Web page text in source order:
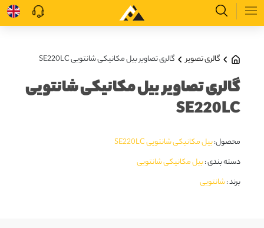
گالری تصویر گالری تصاویر بیل مکانیکی شانتویی SE220LC
گالری تصاویر بیل مکانیکی شانتویی
SE220LC
محصول:بیل مکانیکی شانتویی SE220LC
دسته بندی :بیل مکانیکی شانتویی
برند :شانتویی